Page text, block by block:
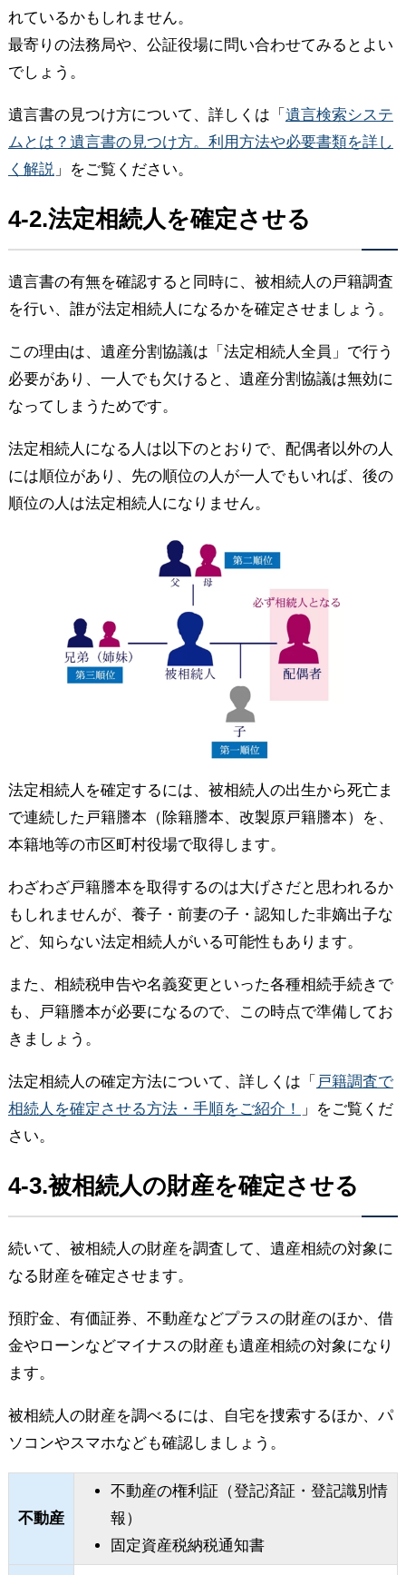
れているかもしれません。
最寄りの法務局や、公証役場に問い合わせてみるとよい
でしょう。
遺言書の見つけ方について、詳しくは「 遺言検索システ
ムとは？遺言書の見つけ方。利用方法や必要書類を詳し
く解説」をご覧ください。
4-2.法定相続人を確定させる
遺言書の有無を確認すると同時に、被相続人の戸籍調査
を行い、誰が法定相続人になるかを確定させましょう。
この理由は、遺産分割協議は「法定相続人全員」で行う
必要があり、一人でも欠けると、遺産分割協議は無効に
なってしまうためです。
法定相続人になる人は以下のとおりで、配偶者以外の人
には順位があり、先の順位の人が一人でもいれば、後の
順位の人は法定相続人になりません。
法定相続人を確定するには、被相続人の出生から死亡ま
で連続した戸籍謄本（除籍謄本、改製原戸籍謄本）を、
本籍地等の市区町村役場で取得します。
わざわざ戸籍謄本を取得するのは大げさだと思われるか
もしれませんが、養子・前妻の子・認知した非嫡出子な
ど、知らない法定相続人がいる可能性もあります。
また、相続税申告や名義変更といった各種相続手続きで
も、戸籍謄本が必要になるので、この時点で準備してお
きましょう。
法定相続人の確定方法について、詳しくは「 戸籍調査で
相続人を確定させる方法・手順をご紹介！
」をご覧くだ
さい。
4-3.被相続人の財産を確定させる
続いて、被相続人の財産を調査して、遺産相続の対象に
なる財産を確定させます。
預貯金、有価証券、不動産などプラスの財産のほか、借
金やローンなどマイナスの財産も遺産相続の対象になり
ます。
被相続人の財産を調べるには、自宅を捜索するほか、パ
ソコンやスマホなども確認しましょう。
不動産
不動産の権利証（登記済証・登記識別情
報）
固定資産税納税通知書